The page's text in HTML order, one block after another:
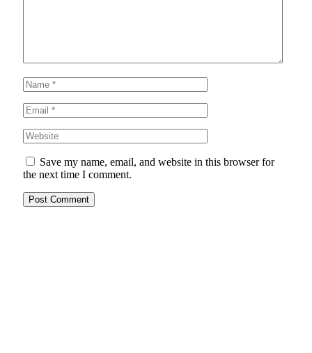
Save my name, email, and website in this browser for
the next time I comment.